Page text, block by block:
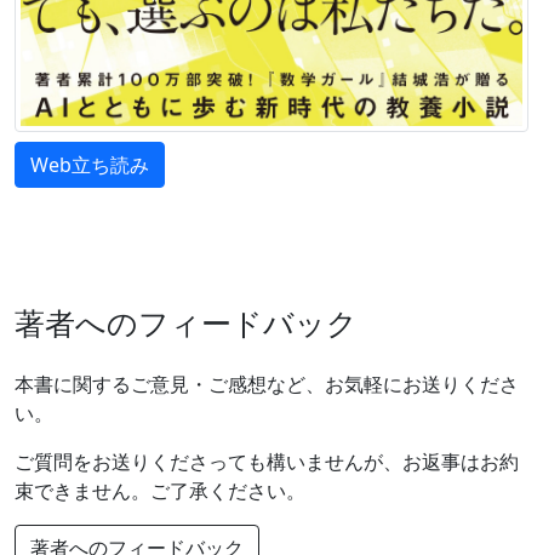
Web立ち読み
著者へのフィードバック
本書に関するご意見・ご感想など、お気軽にお送りくださ
い。
ご質問をお送りくださっても構いませんが、お返事はお約
束できません。ご了承ください。
著者へのフィードバック